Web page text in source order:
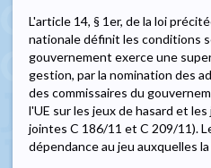
L'article 14, § 1er, de la loi
nationale définit les conditions
gouvernement exerce une
gestion, par la nomination des
des commissaires du
l'UE sur les jeux de hasard et
jointes C 186/11 et C 209/11).
dépendance au jeu auxquelles